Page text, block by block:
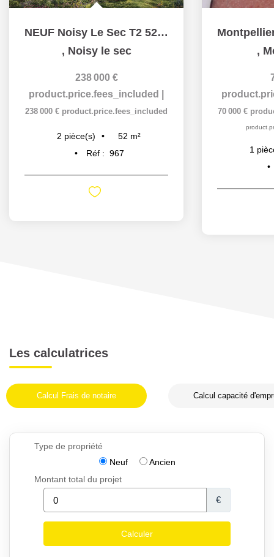
NEUF Noisy Le Sec T2 52m² + pARKING SOUS6SOL
, Noisy le sec
238 000 €
product.price.fees_included
238 000 € product.price.fees_included
2 pièce(s) 52 m²
Réf : 967
,
70 000 €
1
Les calculatrices
Calcul Frais de notaire Calcul capacité